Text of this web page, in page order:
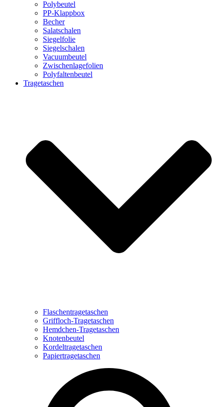
Polybeutel
PP-Klappbox
Becher
Salatschalen
Siegelfolie
Siegelschalen
Vacuumbeutel
Zwischenlagefolien
Polyfaltenbeutel
Tragetaschen
Flaschentragetaschen
Griffloch-Tragetaschen
Hemdchen-Tragetaschen
Knotenbeutel
Kordeltragetaschen
Papiertragetaschen